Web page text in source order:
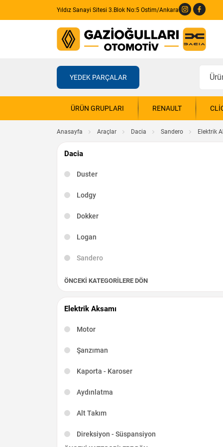
Yıldız Sanayi Sitesi 3.Blok No:5 Ostim/Ankara
YEDEK PARÇALAR
ÜRÜN GRUPLARI RENAULT
Anasayfa Araçlar Dacia Sandero Elektrik
Dacia
Duster
Lodgy
Dokker
Logan
Sandero
ÖNCEKI KATEGORILERE DÖN
Elektrik Aksamı
Motor
Şanzıman
Kaporta - Karoser
Aydınlatma
Alt Takım
Direksiyon - Süspansiyon